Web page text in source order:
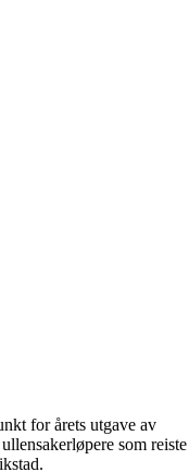
for årets utgave av
som reiste